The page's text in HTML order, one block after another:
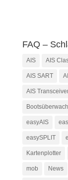
FAQ –
AIS AIS
AIS SART
AIS
easyAIS
easySPLIT
Kartenplotter
mob News